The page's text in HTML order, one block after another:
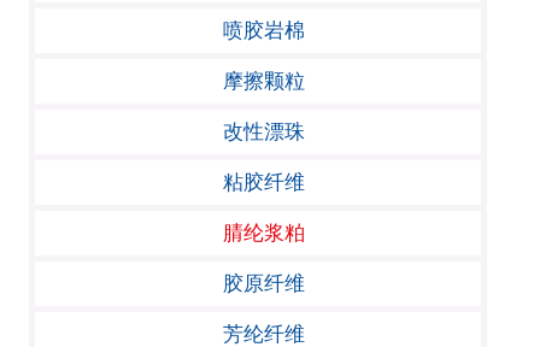
喷胶岩棉
摩擦颗粒
改性漂珠
粘胶纤维
腈纶浆粕
胶原纤维
芳纶纤维